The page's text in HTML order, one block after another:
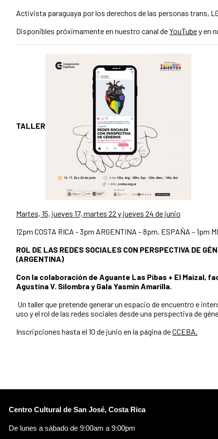
Activista paraguaya por los derechos de las personas trans,
Disponibles próximamente en nuestro canal deYouTubey en
TALLER
Martes, 15, jueves 17, martes 22 y jueves 24 de junio
12pm COSTA RICA - 3pm ARGENTINA – 8pm. ESPAÑA – 1pm
ROL DE LAS REDES SOCIALES CON PERSPECTIVA DE
(ARGENTINA)
Con la colaboración de Aguante Las Pibas + El Maizal,
Agustina V. Silombra y Gala Yasmín Amarilla.
Un taller que pretende generar un espacio de encuentro e
uso y el rol de las redes sociales desde una perspectiva de
Inscripciones hasta el 10 de junio en la página deCCEBA.
Centro Cultural de San José, Costa Rica
De lunes a sábado de 9:00am a 9:00pm